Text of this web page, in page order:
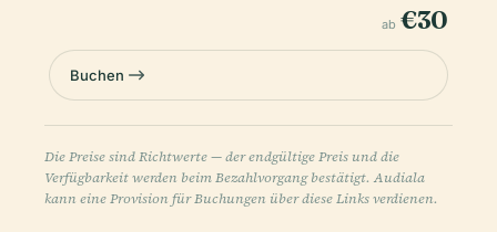
ab €30
Buchen
Die Preise sind Richtwerte — der endgültige Preis und die
Verfügbarkeit werden beim Bezahlvorgang bestätigt. Audiala
kann eine Provision für Buchungen über diese Links verdienen.